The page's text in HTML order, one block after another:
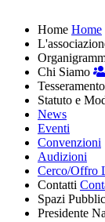
Home Home
Chi Siamo
Statuto e
News
Eventi
Convenzioni
Audizioni
Cerco/Offro
Contatti
Spazi
Presidente